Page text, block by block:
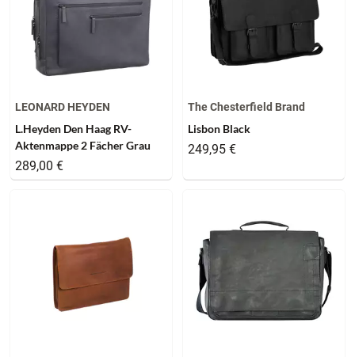
LEONARD HEYDEN
L.Heyden Den Haag RV-
Aktenmappe 2 Fächer Grau
289,00 €
The Chesterfield Brand
Lisbon Black
249,95 €